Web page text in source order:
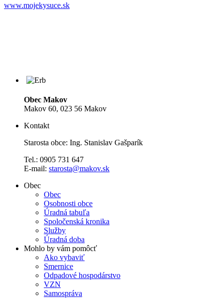
www.mojekysuce.sk
Obec Makov
Makov 60, 023 56 Makov
Kontakt
Starosta obce: Ing. Stanislav Gašparík
Tel.: 0905 731 647
E-mail: starosta@makov.sk
Obec
Obec
Osobnosti obce
Úradná tabuľa
Spoločenská kronika
Služby
Úradná doba
Mohlo by vám pomôcť
Ako vybaviť
Smernice
Odpadové hospodárstvo
VZN
Samospráva